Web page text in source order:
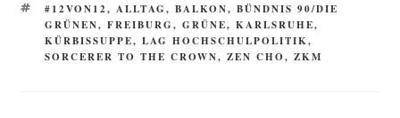
SCHLAGWÖRTER
#12VON12, ALLTAG, BALKON, BÜNDNIS 90/DIE
GRÜNEN, FREIBURG, GRÜNE, KARLSRUHE,
KÜRBISSUPPE, LAG HOCHSCHULPOLITIK,
SORCERER TO THE CROWN, ZEN CHO, ZKM